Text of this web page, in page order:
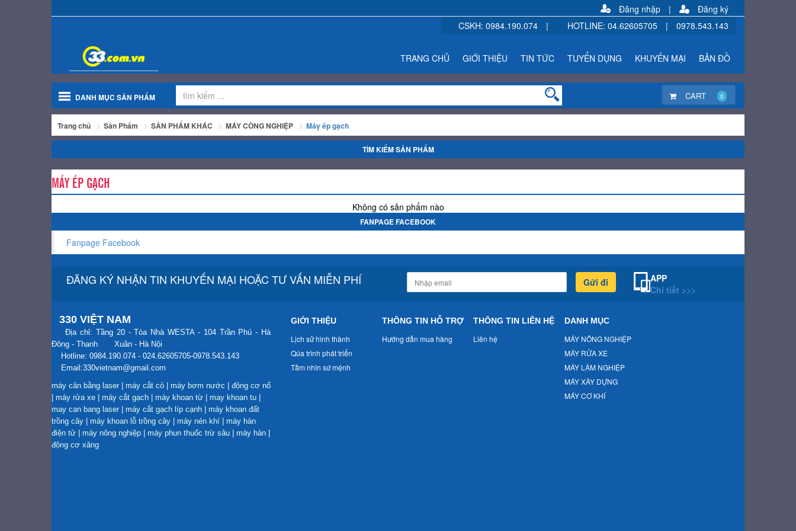
Đăng nhập |
Đăng ký
CSKH: 0984.190.074 | HOTLINE: 04.62605705 | 0978.543.143
TRANG CHỦ GIỚI THIỆU TIN TỨC TUYỂN DỤNG KHUYẾN MẠI BẢN ĐỒ
DANH MỤC SẢN PHẨM CART 0
Trang chủ Sản Phẩm SẢN PHẨM KHÁC MÁY CÔNG NGHIỆP Máy ép gạch
TÌM KIẾM SẢN PHẨM
MÁY ÉP GẠCH
Không có sản phẩm nào
FANPAGE FACEBOOK
Fanpage Facebook
ĐĂNG KÝ NHẬN TIN KHUYẾN MẠI HOẶC TƯ VẤN MIỄN PHÍ Gửi đi
APP
Chi tiết >>>
330 VIỆT NAM
Địa chỉ: Tầng 20 - Tòa Nhà WESTA - 104 Trần Phú - Hà
Đông - Thanh Xuân - Hà Nội
Hotline: 0984.190.074 - 024.62605705-0978.543.143
Email:330vietnam@gmail.com
máy cân bằng laser
máy cắt cỏ máy bơm nước
động cơ nổ
máy rửa xe máy cắt gạch máy khoan từ may khoan tu
may can bang laser
máy cắt gạch líp cạnh
máy khoan đất
trồng cây
máy khoan lỗ trồng cây máy nén khí
máy hàn
điện tử
máy nông nghiệp máy phun thuốc trừ sâu máy hàn
động cơ xăng
GIỚI THIỆU
Lịch sử hình thành
Qúa trình phát triển
Tầm nhìn sứ mệnh
THÔNG TIN HỖ TRỢ
Hướng dẫn mua hàng
THÔNG TIN LIÊN HỆ
Liên hệ
DANH MỤC
MÁY NÔNG NGHIỆP
MÁY RỬA XE
MÁY LÂM NGHIỆP
MÁY XÂY DỰNG
MÁY CƠ KHÍ